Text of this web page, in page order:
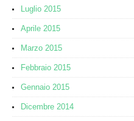
Luglio 2015
Aprile 2015
Marzo 2015
Febbraio 2015
Gennaio 2015
Dicembre 2014